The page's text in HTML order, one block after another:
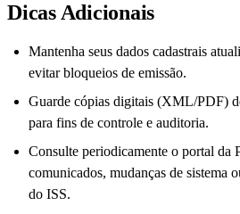
Dicas Adicionais
Mantenha seus dados cadastrais
evitar bloqueios de emissão.
Guarde cópias digitais (XML/PDF)
para fins de controle e auditoria.
Consulte periodicamente o portal da
comunicados, mudanças de sistema
do ISS.